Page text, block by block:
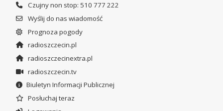
Czujny non stop: 510 777 222
Wyślij do nas wiadomość
Prognoza pogody
radioszczecin.pl
radioszczecinextra.pl
radioszczecin.tv
Biuletyn Informacji Publicznej
Posłuchaj teraz